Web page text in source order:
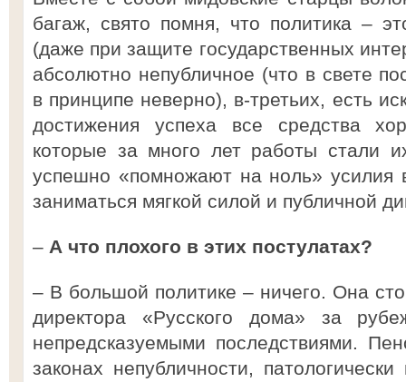
багаж, свято помня, что политика –
(даже при защите государственных
абсолютно непубличное (что в свете
в принципе неверно), в-третьих, есть
достижения успеха все средства
которые за много лет работы стали
успешно «помножают на ноль» усилия
заниматься мягкой силой и публичной
– А что плохого в этих постулатах?
– В большой политике – ничего. Она
директора «Русского дома» за
непредсказуемыми последствиями.
законах непубличности,